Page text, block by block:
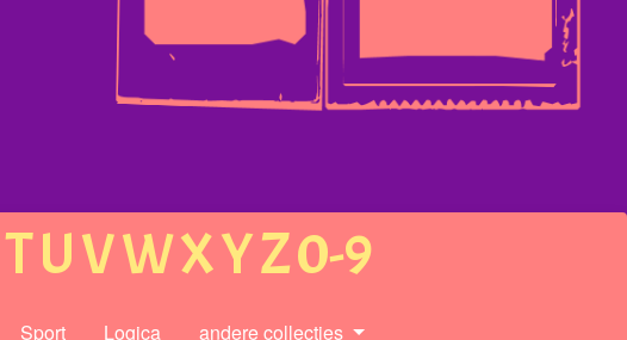
TUVWXYZ0-9
Sport Logica andere collecties